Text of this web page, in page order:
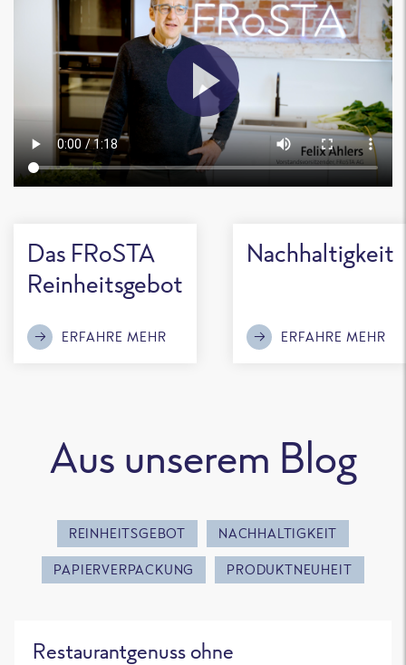
Das FRoSTA
Reinheitsgebot
ERFAHRE MEHR
Nachhaltigkeit
ERFAHRE MEHR
Aus unserem Blog
REINHEITSGEBOT NACHHALTIGKEIT
PAPIERVERPACKUNG PRODUKTNEUHEIT
Restaurantgenuss ohne